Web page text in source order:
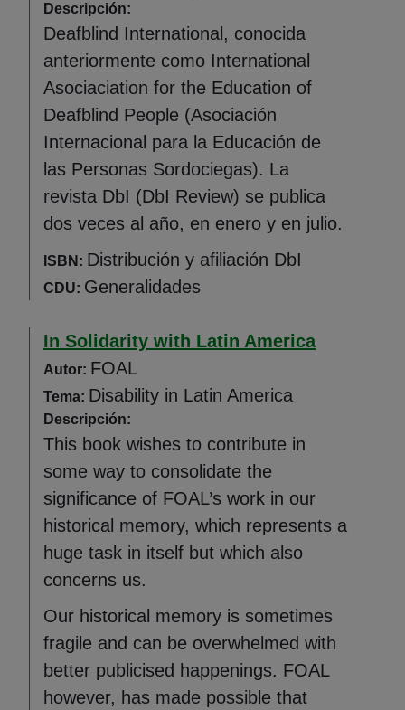
Descripción:
Deafblind International, conocida
anteriormente como International
Asociaciation for the Education of
Deafblind People (Asociación
Internacional para la Educación de
las Personas Sordociegas). La
revista DbI (DbI Review) se publica
dos veces al año, en enero y en julio.
ISBN: Distribución y afiliación DbI
CDU: Generalidades
In Solidarity with Latin America
Autor: FOAL
Tema: Disability in Latin America
Descripción:
This book wishes to contribute in
some way to consolidate the
significance of FOAL’s work in our
historical memory, which represents a
huge task in itself but which also
concerns us.
Our historical memory is sometimes
fragile and can be overwhelmed with
better publicised happenings. FOAL
however, has made possible that